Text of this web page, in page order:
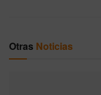
Otras Noticias